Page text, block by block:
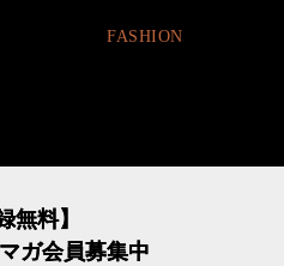
FASHION
無料】
ガ会員募集中